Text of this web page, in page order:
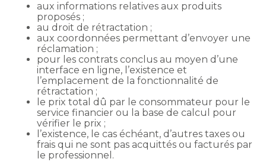
aux informations relatives aux produits
proposés ;
au droit de rétractation ;
aux coordonnées permettant d’envoyer une
réclamation ;
pour les contrats conclus au moyen d’une
interface en ligne, l’existence et
l’emplacement de la fonctionnalité de
rétractation ;
le prix total dû par le consommateur pour le
service financier ou la base de calcul pour
vérifier le prix ;
l’existence, le cas échéant, d’autres taxes ou
frais qui ne sont pas acquittés ou facturés par
le professionnel.